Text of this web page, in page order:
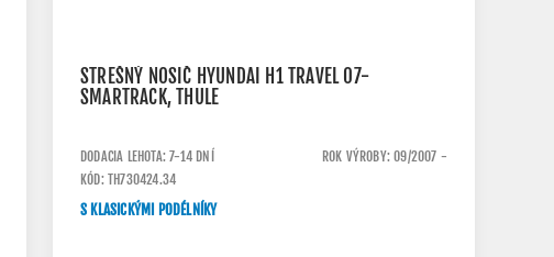
STREŠNÝ NOSIČ HYUNDAI H1 TRAVEL 07-
SMARTRACK, THULE
DODACIA LEHOTA: 7-14 DNÍ
ROK VÝROBY: 09/2007 -
KÓD: TH730424.34
S KLASICKÝMI PODÉLNÍKY